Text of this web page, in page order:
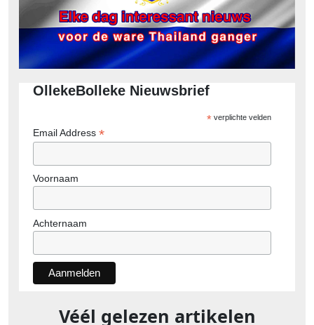
OllekeBolleke Nieuwsbrief
*verplichte velden
Email Address *
Voornaam
Achternaam
Véél gelezen artikelen